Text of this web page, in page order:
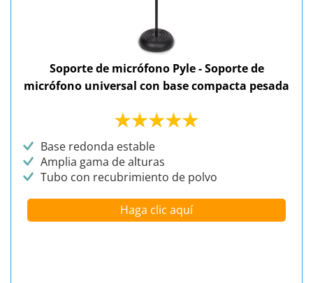
Soporte de micrófono Pyle - Soporte de
micrófono universal con base compacta pesada
Base redonda estable
Amplia gama de alturas
Tubo con recubrimiento de polvo
Haga clic aquí